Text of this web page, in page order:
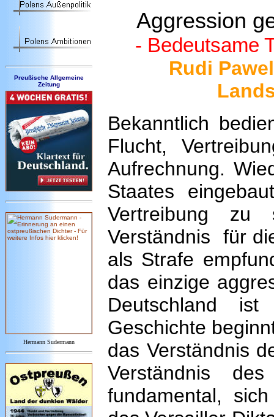
Preußische Allgemeine
Zeitung
Hermann Sudermann
Aggression
- Bedeutsame
Rudi
Bekanntlich
Flucht,
Aufrechnung.
Staates
Vertreibung zu
Verständnis für
als Strafe
das einzige
Deutschland
Geschichte
das Verständnis
Verständnis
fundamental,